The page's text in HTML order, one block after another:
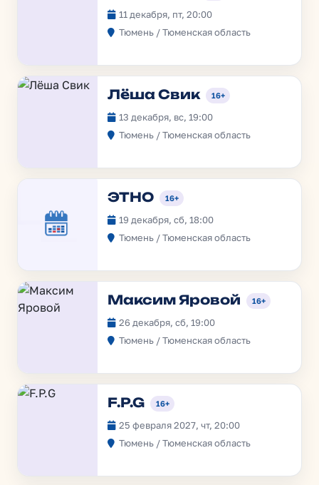
11 декабря, пт, 20:00
Тюмень / Тюменская область
Лёша Свик 16+
13 декабря, вс, 19:00
Тюмень / Тюменская область
ЭТНО 16+
19 декабря, сб, 18:00
Тюмень / Тюменская область
Максим Яровой 16+
26 декабря, сб, 19:00
Тюмень / Тюменская область
F.P.G 16+
25 февраля 2027, чт, 20:00
Тюмень / Тюменская область